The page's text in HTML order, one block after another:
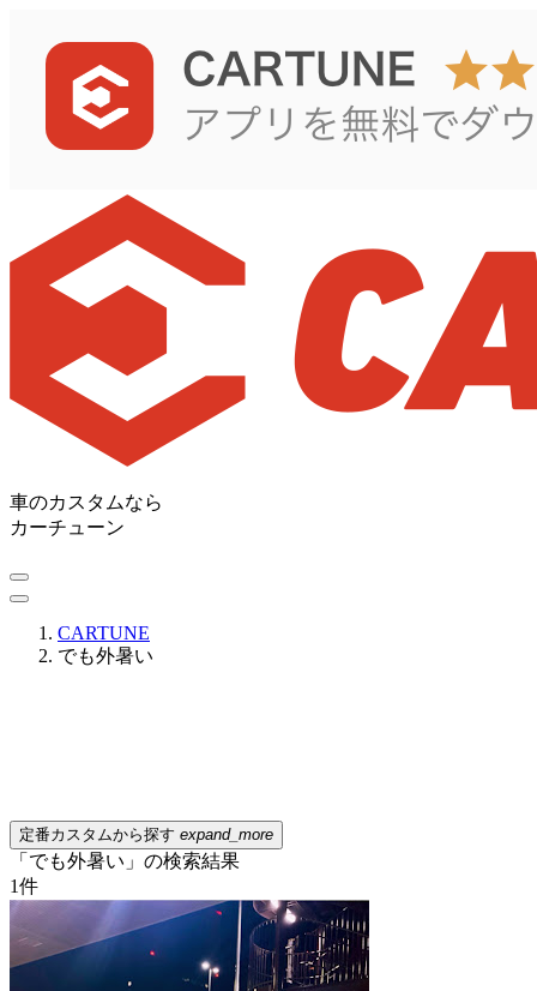
車のカスタムなら
カーチューン
CARTUNE
でも外暑い
定番カスタムから探す expand_more
「でも外暑い」の検索結果
1件